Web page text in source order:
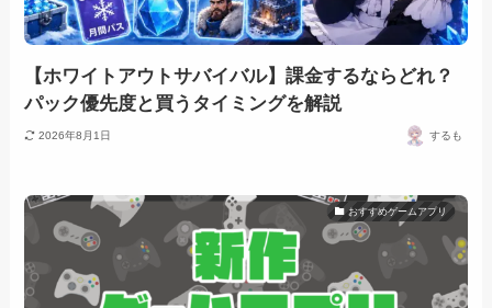
【ホワイトアウトサバイバル】課金するならどれ？
パック優先度と買うタイミングを解説
2026年8月1日 するも
おすすめゲームアプリ